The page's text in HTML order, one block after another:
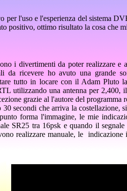
per l'uso e l'esperienza del sistema
positivo, ottimo risultato la cosa che
i divertimenti da poter realizzare
da ricevere ho avuto una grande
tutto in locare con il Adam Pluto
utilizzando una antenna per 2,400,
grazie al l'autore del
30 secondi che arriva la
forma l'immagine, le mie
SR25 tra 16psk e quando il
realizzare manuale, le